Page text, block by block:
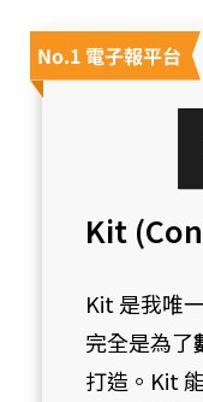
No.1 電子報平台
Kit
Kit 是我唯
完全是為了
打造。Kit